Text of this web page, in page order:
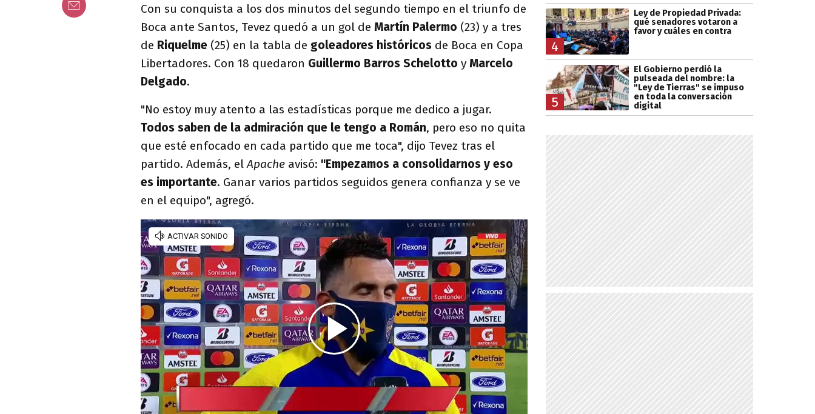
Con su conquista a los dos minutos del segundo tiempo en el triunfo de
Boca ante Santos, Tevez quedó a un gol de Martín Palermo (23) y a tres
de Riquelme (25) en la tabla de goleadores históricos de Boca en Copa
Libertadores. Con 18 quedaron Guillermo Barros Schelotto y Marcelo
Delgado.
"No estoy muy atento a las estadísticas porque me dedico a jugar.
Todos saben de la admiración que le tengo a Román, pero eso no quita
que esté enfocado en cada partido que me toca", dijo Tevez tras el
partido. Además, elApache avisó: "Empezamos a consolidarnos y eso
es importante. Ganar varios partidos seguidos genera confianza y se ve
en el equipo", agregó.
4
Ley de Propiedad Privada:
qué senadores votaron a
favor y cuáles en contra
5
El Gobierno perdió la
pulseada del nombre: la
"Ley de Tierras" se impuso
en toda la conversación
digital